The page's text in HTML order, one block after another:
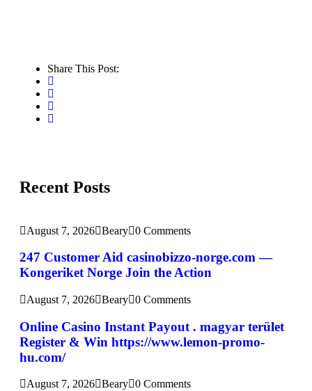
Share This Post:
Recent Posts
August 7, 2026 Beary 0 Comments
247 Customer Aid casinobizzo-norge.com —
Kongeriket Norge Join the Action
August 7, 2026 Beary 0 Comments
Online Casino Instant Payout . magyar terület
Register & Win https://www.lemon-promo-
hu.com/
August 7, 2026 Beary 0 Comments